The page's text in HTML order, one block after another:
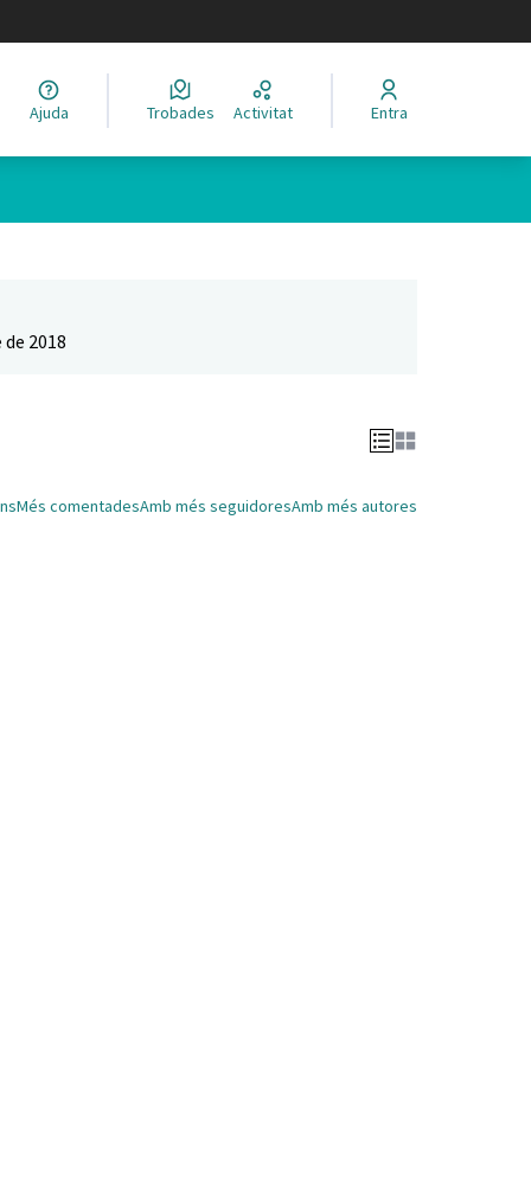
el idioma
Ajuda Trobades Activitat Entra
2018
Més comentadesAmb més seguidoresAmb més autores